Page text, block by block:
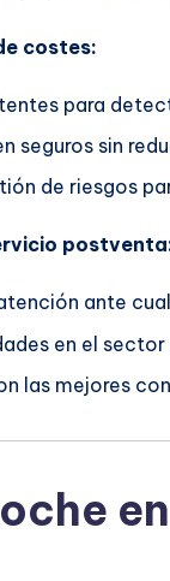
costes:
para
seguros sin
de riesgos
ante
en el sector
las mejores